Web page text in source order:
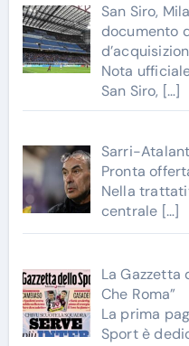
San Siro,
documento
Nota
San Siro, […]
Sarri-
Pronta
Nella
centrale […]
La Gazzetta
Che Roma”
La prima
Sport è